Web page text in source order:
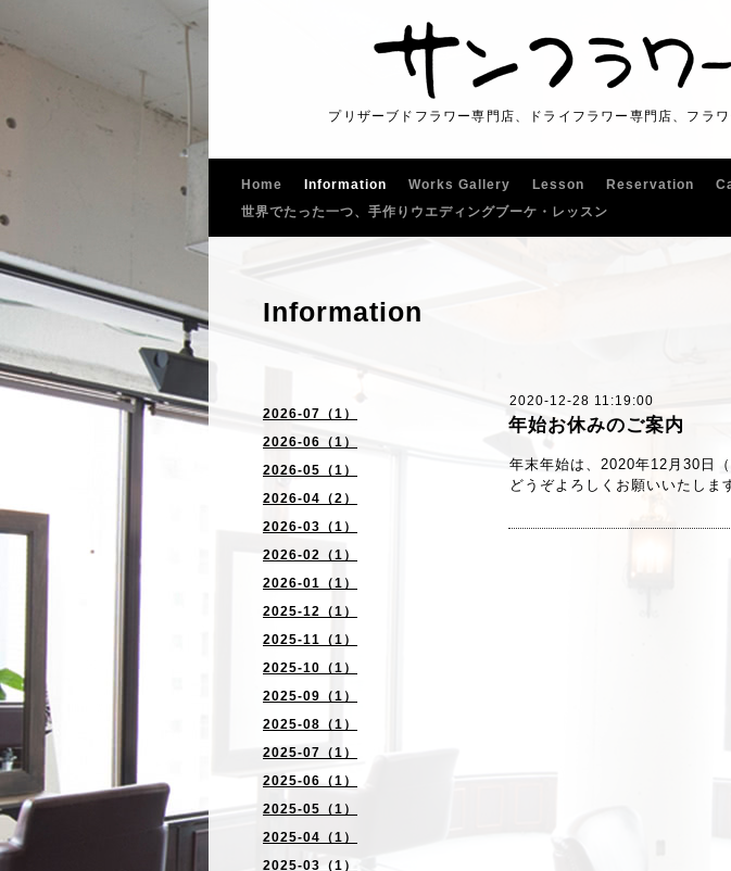
プリザーブドフラワー専門店、ドライフラワー専門店、フラ
Home Information Works Gallery Lesson Reservation
世界でたった一つ、手作りウエディングブーケ・レッスン
2026-07（1）
2026-06（1）
2026-05（1）
2026-04（2）
2026-03（1）
2026-02（1）
2026-01（1）
2025-12（1）
2025-11（1）
2025-10（1）
2025-09（1）
2025-08（1）
2025-07（1）
2025-06（1）
2025-05（1）
2025-04（1）
2025-03（1）
Information
2020-12-28 11:19:00
年始お休みのご案内
年末年始は、2020年12月30日
どうぞよろしくお願いいたしま